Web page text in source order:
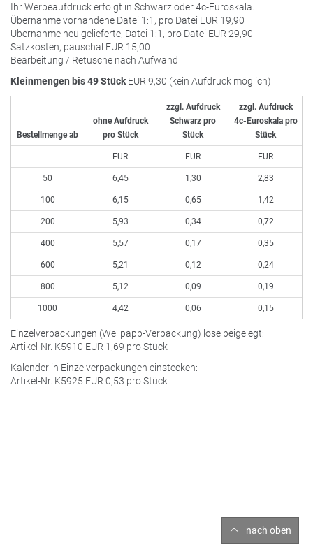
Ihr Werbeaufdruck erfolgt in Schwarz oder 4c-Euroskala.
Übernahme vorhandene Datei 1:1, pro Datei EUR 19,90
Übernahme neu gelieferte, Datei 1:1, pro Datei EUR 29,90
Satzkosten, pauschal EUR 15,00
Bearbeitung / Retusche nach Aufwand
Kleinmengen bis 49 Stück EUR 9,30 (kein Aufdruck möglich)
Bestellmenge ab
50
100
200
400
600
800
1000
ohne Aufdruck
pro Stück
EUR
6,45
6,15
5,93
5,57
5,21
5,12
4,42
zzgl. Aufdruck
Schwarz pro
Stück
EUR
1,30
0,65
0,34
0,17
0,12
0,09
0,06
zzgl. Aufdruck
4c-Euroskala pro
Stück
EUR
2,83
1,42
0,72
0,35
0,24
0,19
0,15
Einzelverpackungen (Wellpapp-Verpackung) lose beigelegt:
Artikel-Nr. K5910 EUR 1,69 pro Stück
Kalender in Einzelverpackungen einstecken:
Artikel-Nr. K5925 EUR 0,53 pro Stück
nach oben